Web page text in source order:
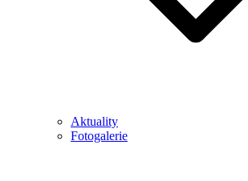
Aktuality
Fotogalerie